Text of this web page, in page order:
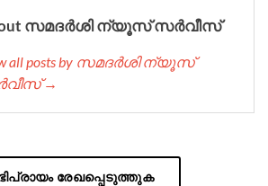
സമദർശി ന്യൂസ് സർവീസ്
all posts by സമദർശി ന്യൂസ്
→
രേഖപ്പെടുത്തുക